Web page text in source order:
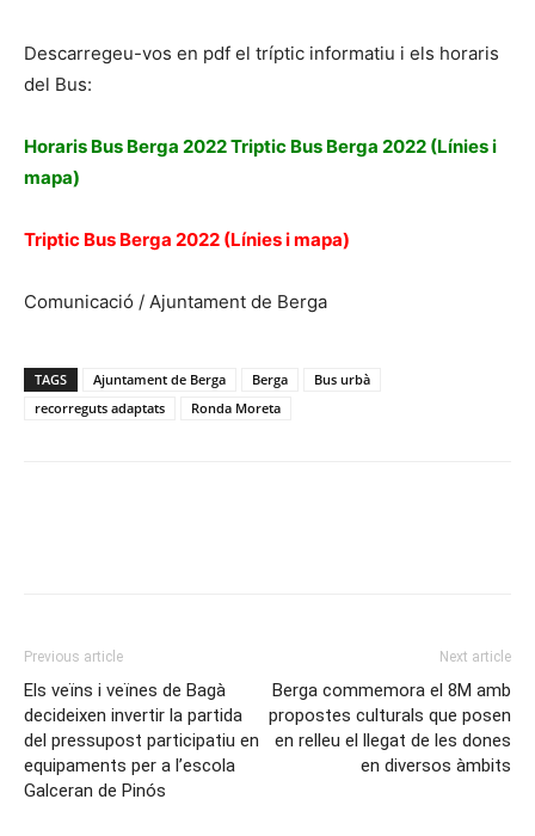
Descarregeu-vos en pdf el tríptic informatiu i els horaris
del Bus:
Horaris Bus Berga 2022Triptic Bus Berga 2022 (Línies i
mapa)
Triptic Bus Berga 2022 (Línies i mapa)
Comunicació / Ajuntament de Berga
TAGS Ajuntament de Berga Berga
Bus urbà
recorreguts adaptats
Ronda Moreta
Previous article
Els veïns i veïnes de Bagà
decideixen invertir la partida
del pressupost participatiu en
equipaments per a l’escola
Galceran de Pinós
Next article
Berga commemora el 8M amb
propostes culturals que posen
en relleu el llegat de les dones
en diversos àmbits